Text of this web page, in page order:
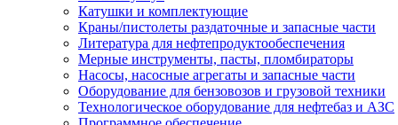
Катушки и комплектующие
Краны/пистолеты раздаточные и запасные части
Литература для нефтепродуктообеспечения
Мерные инструменты, пасты, пломбираторы
Насосы, насосные агрегаты и запасные части
Оборудование для бензовозов и грузовой техники
Технологическое оборудование для нефтебаз и АЗС